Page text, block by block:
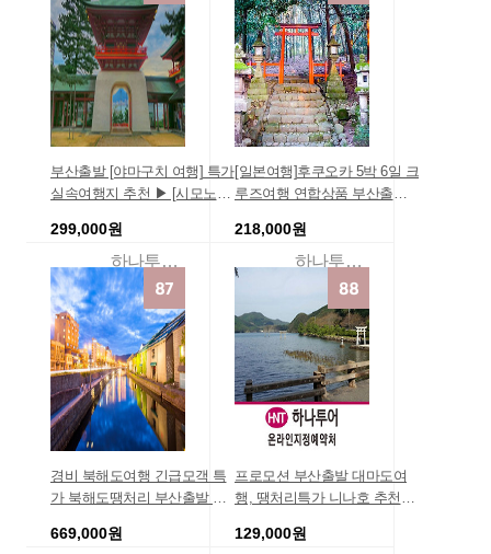
부산출발 [야마구치 여행] 특가
실속여행지 추천 ▶ [시모노세
룸 부산출발 [후쿠오카]
299,000원
하나투어리더투어
[일본여행]후쿠오카 5박 6일 크
루즈여행 연합상품 부산출도
측 8월07일 기준
218,000원
하나투어하나팩닷컴
경비 북해도여행 긴급모객 특
가 북해도땡처리 부산출발 여
카와직항 [메가세일][취항기념
669,000원
프로모션 부산출발 대마도여
행, 땡처리특가 니나호 추천여
온천 #하나투어 인기추천
129,000원